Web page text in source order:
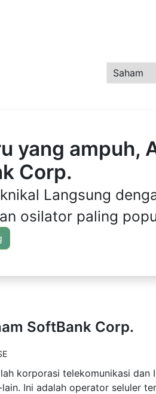
yang ampuh,
Corp.
Langsung
osilator paling
SoftBank Corp.
korporasi telekomunikasi
Ini adalah operator seluler